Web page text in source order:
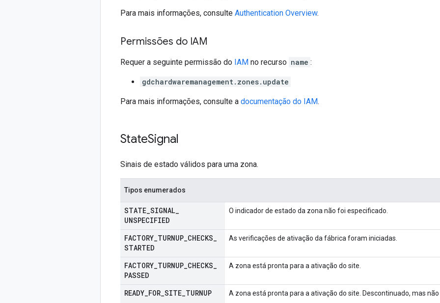
Para mais informações, consulte Authentication Overview.
Permissões do IAM
Requer a seguinte permissão do IAM no recurso name :
gdchardwaremanagement.zones.update
Para mais informações, consulte a documentação do IAM.
StateSignal
Sinais de estado válidos para uma zona.
Tipos enumerados
STATE SIGNAL
UNSPECIFIED
O indicador de estado da zona não foi especificado.
FACTORY TURNUP CHECKS
STARTED
As verificações de ativação da fábrica foram iniciadas.
FACTORY TURNUP CHECKS
PASSED
A zona está pronta para a ativação do site.
READY FOR SITE TURNUP A zona está pronta para a ativação do site. Descontinuado, mas não